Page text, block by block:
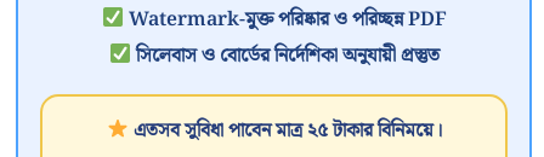
Watermark-মুক্ত পরিষ্কার ও পরিচ্ছন্ন PDF
সিলেবাস ও বোর্ডের নির্দেশিকা অনুযায়ী প্রস্তুত
এতসব সুবিধা পাবেন মাত্র ২৫ টাকার বিনিময়ে।